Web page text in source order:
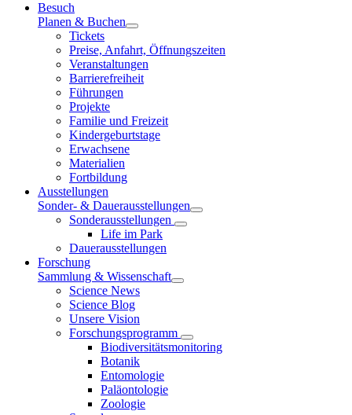
Besuch
Planen & Buchen
Tickets
Preise, Anfahrt, Öffnungszeiten
Veranstaltungen
Barrierefreiheit
Führungen
Projekte
Familie und Freizeit
Kindergeburtstage
Erwachsene
Materialien
Fortbildung
Ausstellungen
Sonder- & Dauerausstellungen
Sonderausstellungen
Life im Park
Dauerausstellungen
Forschung
Sammlung & Wissenschaft
Science News
Science Blog
Unsere Vision
Forschungsprogramm
Biodiversitätsmonitoring
Botanik
Entomologie
Paläontologie
Zoologie